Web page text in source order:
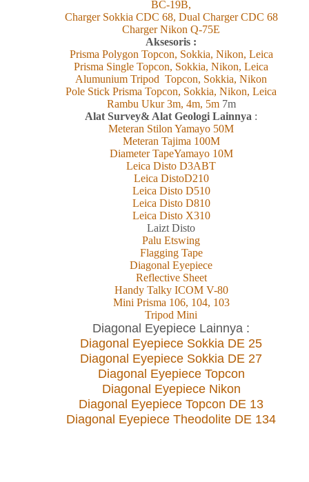
BC-19B,
Charger Sokkia CDC 68, Dual Charger CDC 68
Charger Nikon Q-75E
Aksesoris :
Prisma Polygon Topcon, Sokkia, Nikon, Leica
Prisma Single Topcon, Sokkia, Nikon, Leica
Alumunium Tripod Topcon, Sokkia, Nikon
Pole Stick Prisma Topcon, Sokkia, Nikon, Leica
Rambu Ukur 3m, 4m, 5m7m
Alat Survey& Alat Geologi Lainnya :
Meteran Stilon Yamayo 50M
Meteran Tajima 100M
Diameter TapeYamayo 10M
Leica Disto D3ABT
Leica DistoD210
Leica Disto D510
Leica Disto D810
Leica Disto X310
Laizt Disto
Palu Etswing
Flagging Tape
Diagonal Eyepiece
Reflective Sheet
Handy Talky ICOM V-80
Mini Prisma 106, 104, 103
Tripod Mini
Diagonal Eyepiece Lainnya :
Diagonal Eyepiece Sokkia DE 25
Diagonal Eyepiece Sokkia DE 27
Diagonal Eyepiece Topcon
Diagonal Eyepiece Nikon
Diagonal Eyepiece Topcon DE 13
Diagonal Eyepiece Theodolite DE 134